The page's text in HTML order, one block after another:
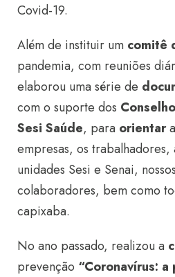
Covid-19.
Além de instituir um comitê
pandemia, com reuniões
elaborou uma série de
com o suporte dos
Sesi Saúde, para orientar
empresas, os trabalhadores,
unidades Sesi e Senai,
colaboradores, bem como
capixaba.
No ano passado, realizou a
prevenção “Coronavírus: